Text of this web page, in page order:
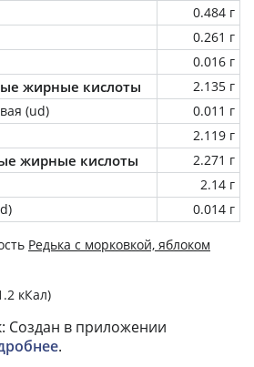
0.484 г
0.261 г
0.016 г
жирные кислоты
2.135 г
(ud)
0.011 г
2.119 г
жирные кислоты
2.271 г
2.14 г
0.014 г
Редька с морковкой, яблоком
кКал)
Создан в приложении
.